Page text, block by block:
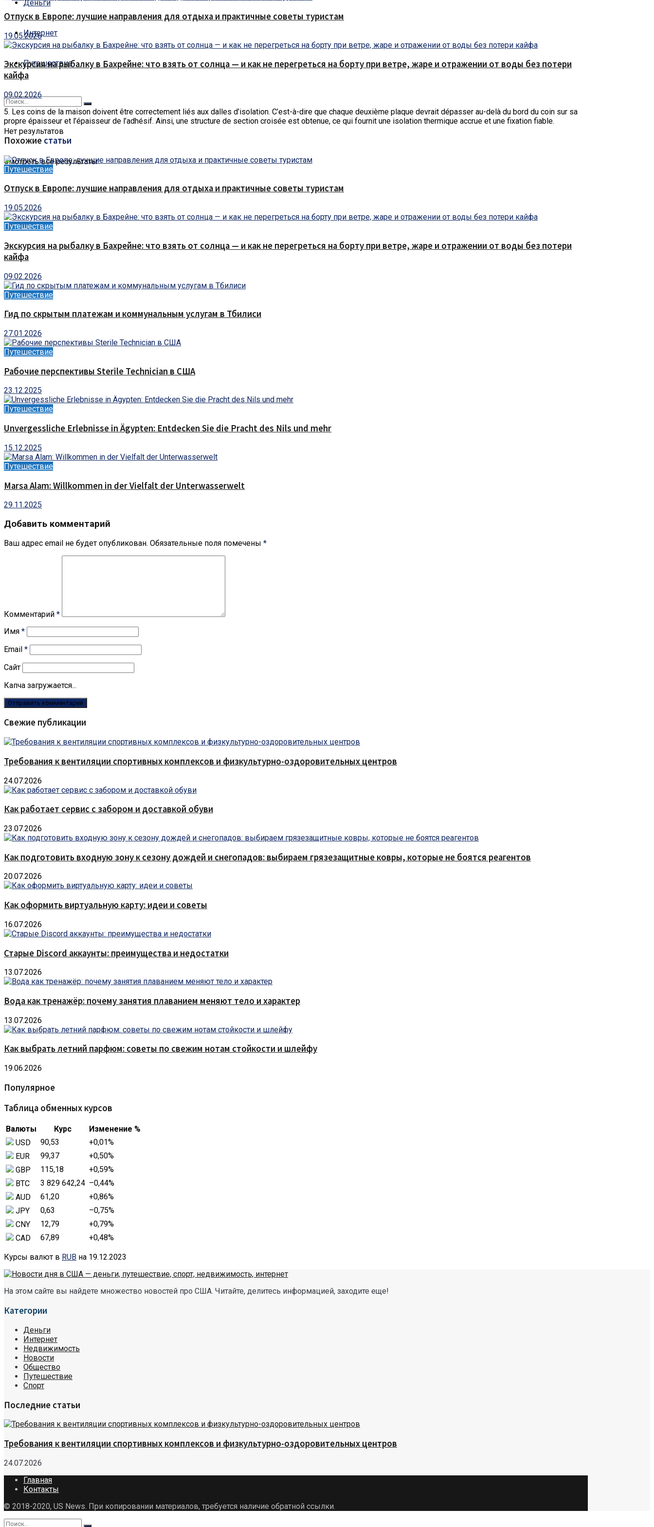
Деньги
Интернет
Путешествие
Нет результатов
Смотреть все результаты
Отпуск в Европе: лучшие направления для отдыха и практичные советы туристам
19.05.2026
Экскурсия на рыбалку в Бахрейне: что взять от солнца — и как не перегреться на борту при ветре, жаре и отражении от воды без потери
кайфа
09.02.2026
5. Les coins de la maison doivent être correctement liés aux dalles d’isolation. C’est-à-dire que chaque deuxième plaque devrait dépasser au-delà du bord du coin sur sa
propre épaisseur et l’épaisseur de l’adhésif. Ainsi, une structure de section croisée est obtenue, ce qui fournit une isolation thermique accrue et une fixation fiable.
Похожие статьи
Путешествие
Отпуск в Европе: лучшие направления для отдыха и практичные советы туристам
19.05.2026
Путешествие
Экскурсия на рыбалку в Бахрейне: что взять от солнца — и как не перегреться на борту при ветре, жаре и отражении от воды без потери
кайфа
09.02.2026
Путешествие
Гид по скрытым платежам и коммунальным услугам в Тбилиси
27.01.2026
Путешествие
Рабочие перспективы Sterile Technician в США
23.12.2025
Путешествие
Unvergessliche Erlebnisse in Ägypten: Entdecken Sie die Pracht des Nils und mehr
15.12.2025
Путешествие
Marsa Alam: Willkommen in der Vielfalt der Unterwasserwelt
29.11.2025
Добавить комментарий
Ваш адрес email не будет опубликован. Обязательные поля помечены *
Комментарий *
Имя *
Email *
Сайт
Капча загружается...
Свежие публикации
Требования к вентиляции спортивных комплексов и физкультурно-оздоровительных центров
24.07.2026
Как работает сервис с забором и доставкой обуви
23.07.2026
Как подготовить входную зону к сезону дождей и снегопадов: выбираем грязезащитные ковры, которые не боятся реагентов
20.07.2026
Как оформить виртуальную карту: идеи и советы
16.07.2026
Старые Discord аккаунты: преимущества и недостатки
13.07.2026
Вода как тренажёр: почему занятия плаванием меняют тело и характер
13.07.2026
Как выбрать летний парфюм: советы по свежим нотам стойкости и шлейфу
19.06.2026
Популярное
Таблица обменных курсов
Валюты Курс
Изменение %
USD
90,53 +0,01%
EUR
99,37 +0,50%
GBP
115,18 +0,59%
BTC
3 829 642,24 –0,44%
AUD
61,20 +0,86%
JPY
0,63 –0,75%
CNY
12,79 +0,79%
CAD
67,89 +0,48%
Курсы валют в RUB на 19.12.2023
На этом сайте вы найдете множество новостей про США. Читайте, делитесь информацией, заходите еще!
Категории
Деньги
Интернет
Недвижимость
Новости
Общество
Путешествие
Спорт
Последние статьи
Требования к вентиляции спортивных комплексов и физкультурно-оздоровительных центров
24.07.2026
Главная
Контакты
© 2018-2020, US News. При копировании материалов, требуется наличие обратной ссылки.